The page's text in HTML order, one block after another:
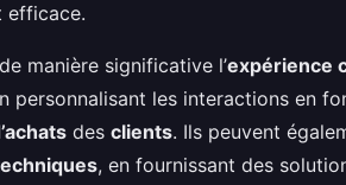
efficace.
manière significative l’expérience
personnalisant les interactions en
des clients. Ils peuvent
, en fournissant des